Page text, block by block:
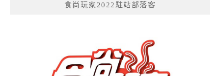
食尚玩家2022駐站部落客